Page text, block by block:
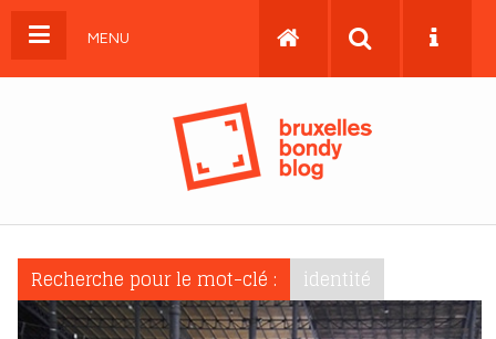
MENU
Recherche pour le mot-clé : identité